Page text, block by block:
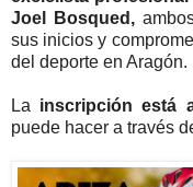
Joel Bosqued,
sus inicios y
del deporte en Aragón.
La inscripción está
puede hacer a través